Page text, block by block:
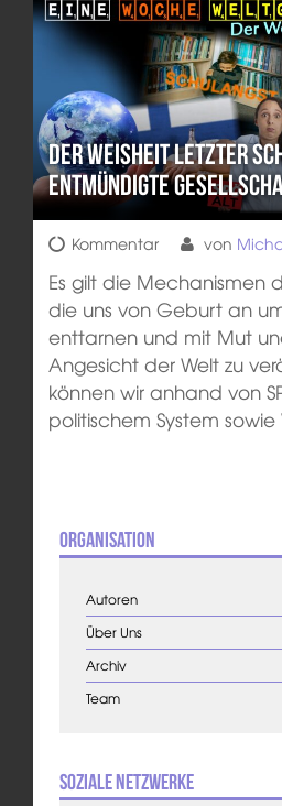
Der Weisheit letzter
Entmündigte
Kommentar von
Es gilt die Mechanismen
die uns von Geburt an
enttarnen und mit Mut
Angesicht der Welt zu
können wir anhand von
politischem System sowie
Organisation
Autoren
Über Uns
Archiv
Team
Soziale Netzwerke